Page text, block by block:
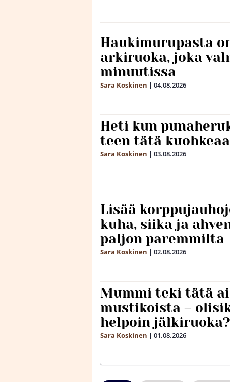
Haukimurupasta
arkiruoka, joka
minuutissa
Sara Koskinen | 04.08.2026
Heti kun
teen tätä
Sara Koskinen | 03.08.2026
Lisää
kuha, siika ja
paljon paremmilta
Sara Koskinen | 02.08.2026
Mummi teki tätä
mustikoista –
helpoin jälkiruoka?
Sara Koskinen | 01.08.2026